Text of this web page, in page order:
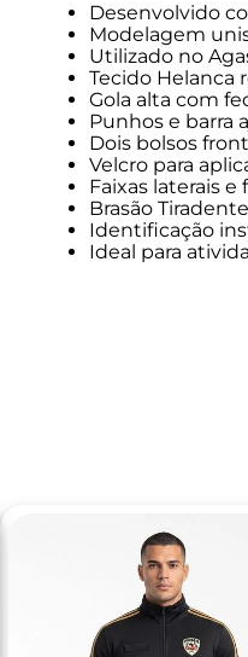
Desenvolvido
Modelagem
Utilizado no
Tecido Helanca
Gola alta com
Punhos e barra
Dois bolsos
Velcro para
Faixas laterais e
Brasão
Identificação
Ideal para